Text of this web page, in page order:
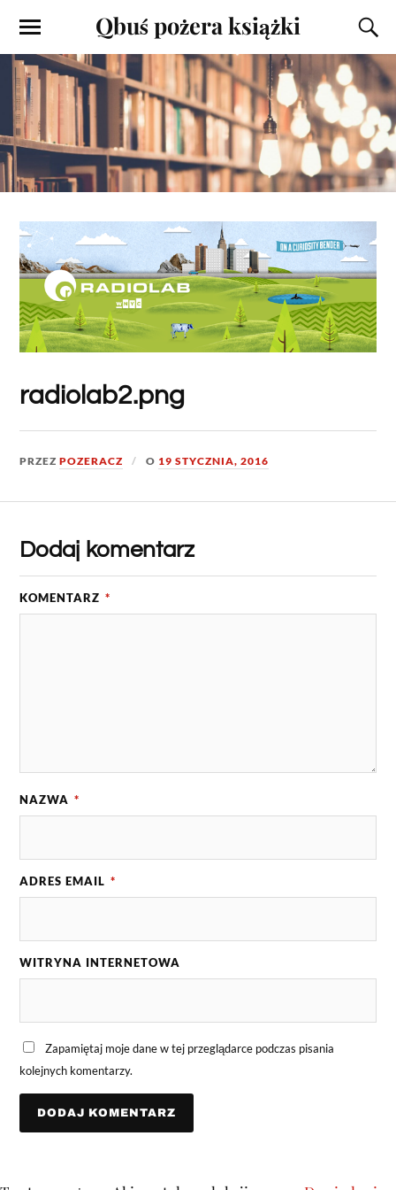
Qbuś pożera książki
radiolab2.png
PRZEZPOZERACZ O 19 STYCZNIA, 2016
Dodaj komentarz
KOMENTARZ *
NAZWA *
ADRES EMAIL *
WITRYNA INTERNETOWA
Zapamiętaj moje dane w tej przeglądarce podczas pisania
kolejnych komentarzy.